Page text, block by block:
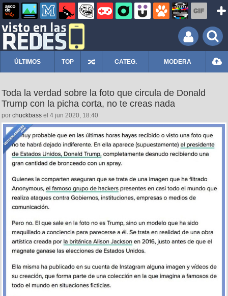
ÚLTIMOS TOP CATEG. MODERA
Toda la verdad sobre la foto que circula de Donald
Trump con la picha corta, no te creas nada
por chuckbass el 4 jun 2020, 18:40